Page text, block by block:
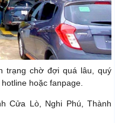
trạng chờ đợi quá lâu, quý
hoặc fanpage.
Cửa Lò, Nghi Phú, Thành